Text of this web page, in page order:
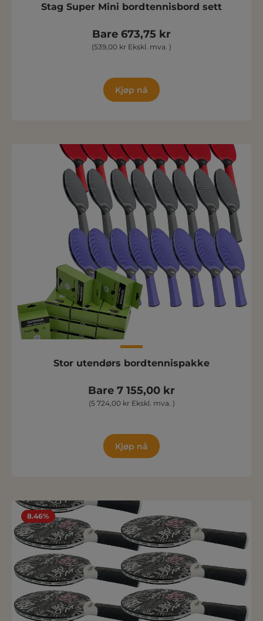
Stag Super Mini bordtennisbord sett
Bare 673,75 kr
(539,00 kr Ekskl. mva. )
Kjøp nå
Stor utendørs bordtennispakke
Bare 7 155,00 kr
(5 724,00 kr Ekskl. mva. )
Kjøp nå
8.46%